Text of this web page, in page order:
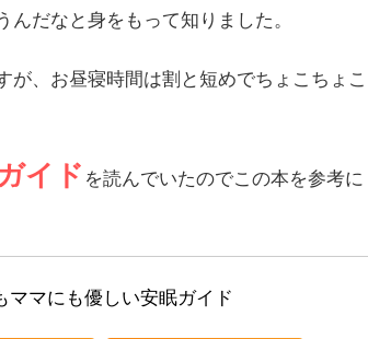
だなと身をもって知りました。
、お昼寝時間は割と短めでちょこちょこ
イド を読んでいたのでこの本を参考に
ママにも優しい安眠ガイド